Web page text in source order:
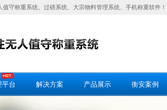
守称重系统、过磅系统、大宗物料管理系统、手机称重软件！
平台 解决方案 产品展示 衡安案例